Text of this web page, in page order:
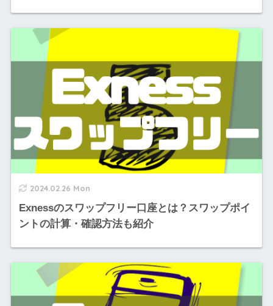
2024.02.26 Mon
Exnessのスワップフリー口座とは？スワップポイ
ントの計算・確認方法も紹介